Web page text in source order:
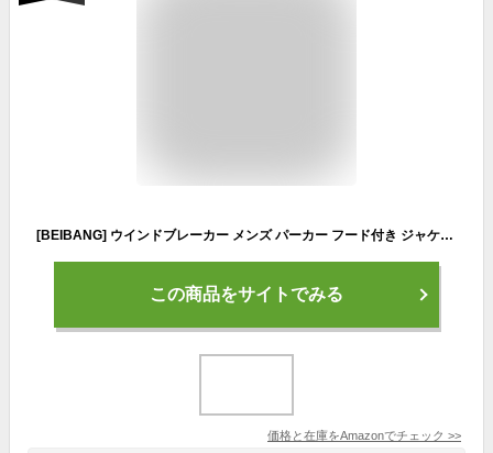
[BEIBANG] ウインドブレーカー メンズ パーカー フード付き ジャケット ゆったり アウター 軽量 カジュアル 2wayブルゾン マウンテンパーカー アウトドア ジャンパー 秋
この商品をサイトでみる
価格と在庫をAmazonでチェック >>